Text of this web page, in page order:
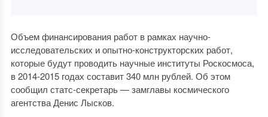
Объем финансирования работ в рамках научно-
исследовательских и опытно-конструкторских работ,
которые будут проводить научные институты Роскосмоса,
в 2014-2015 годах составит 340 млн рублей. Об этом
сообщил статс-секретарь — замглавы космического
агентства Денис Лысков.